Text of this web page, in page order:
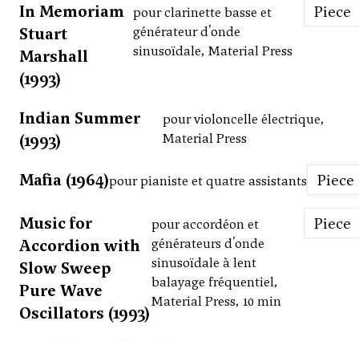
In Memoriam
Stuart
Marshall
(1993)
pour clarinette basse et
générateur d'onde
sinusoïdale, Material Press
Piece
Indian Summer
(1993)
pour violoncelle électrique,
Material Press
Mafia (1964)pour pianiste et quatre assistants Piece
Music for
Accordion with
Slow Sweep
Pure Wave
Oscillators (1993)
pour accordéon et
générateurs d'onde
sinusoïdale à lent
balayage fréquentiel,
Material Press, 10 min
Piece